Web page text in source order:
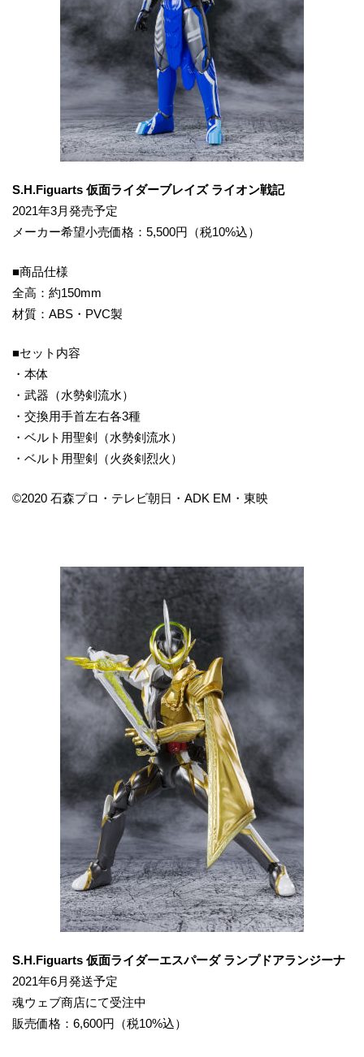
S.H.Figuarts 仮面ライダーブレイズ ライオン戦記
2021年3月発売予定
メーカー希望小売価格：5,500円（税10%込）
■商品仕様
全高：約150mm
材質：ABS・PVC製
■セット内容
・本体
・武器（水勢剣流水）
・交換用手首左右各3種
・ベルト用聖剣（水勢剣流水）
・ベルト用聖剣（火炎剣烈火）
©2020 石森プロ・テレビ朝日・ADK EM・東映
S.H.Figuarts 仮面ライダーエスパーダ ランプドアランジーナ
2021年6月発送予定
魂ウェブ商店にて受注中
販売価格：6,600円（税10%込）